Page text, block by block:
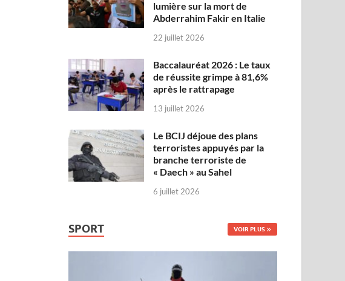
lumière sur la mort de
Abderrahim Fakir en Italie
22 juillet 2026
Baccalauréat 2026 : Le taux
de réussite grimpe à 81,6%
après le rattrapage
13 juillet 2026
Le BCIJ déjoue des plans
terroristes appuyés par la
branche terroriste de
« Daech » au Sahel
6 juillet 2026
SPORT VOIR PLUS